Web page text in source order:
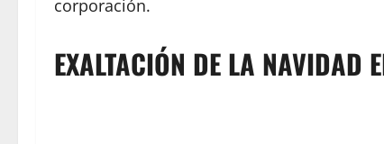
corporación.
EXALTACIÓN DE LA NAVIDAD